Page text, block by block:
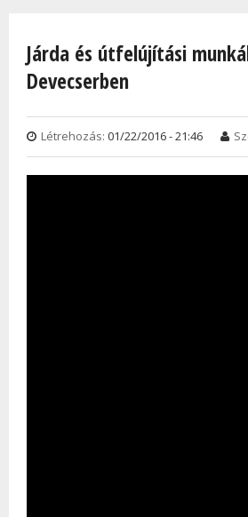
Járda és útfelújítási
Devecserben
Létrehozás: 01/22/2016 - 21:46